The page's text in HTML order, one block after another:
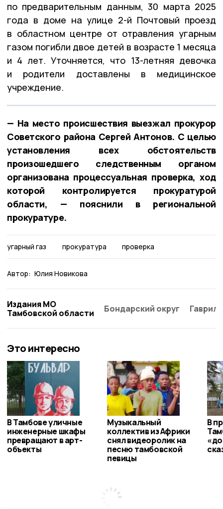
по предварительным данным, 30 марта 2025
года в доме на улице 2-й Почтовый проезд
в областном центре от отравления угарным
газом погибли двое детей в возрасте 1 месяца
и 4 лет. Уточняется, что 13-летняя девочка
и родители доставлены в медицинское
учреждение.
— На место происшествия выезжал прокурор
Советского района Сергей Антонов. С целью
установления всех обстоятельств
произошедшего следственным органом
организована процессуальная проверка, ход
которой контролируется прокуратурой
области, — пояснили в региональной
прокуратуре.
угарный газ прокуратура проверка
Автор: Юлия Новикова
Издания МО
Тамбовской области
Бондарский округ
Это интересно
В Тамбове уличные
инженерные шкафы
превращают в арт-
объекты
Музыкальный
коллектив из Африки
снял видеоролик на
песню тамбовской
певицы
В